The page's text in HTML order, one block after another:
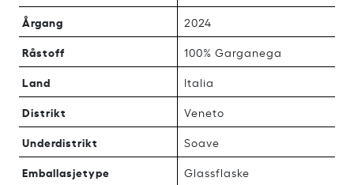
Årgang 2024
Råstoff 100% Garganega
Land Italia
Distrikt Veneto
Underdistrikt Soave
Emballasjetype Glassflaske